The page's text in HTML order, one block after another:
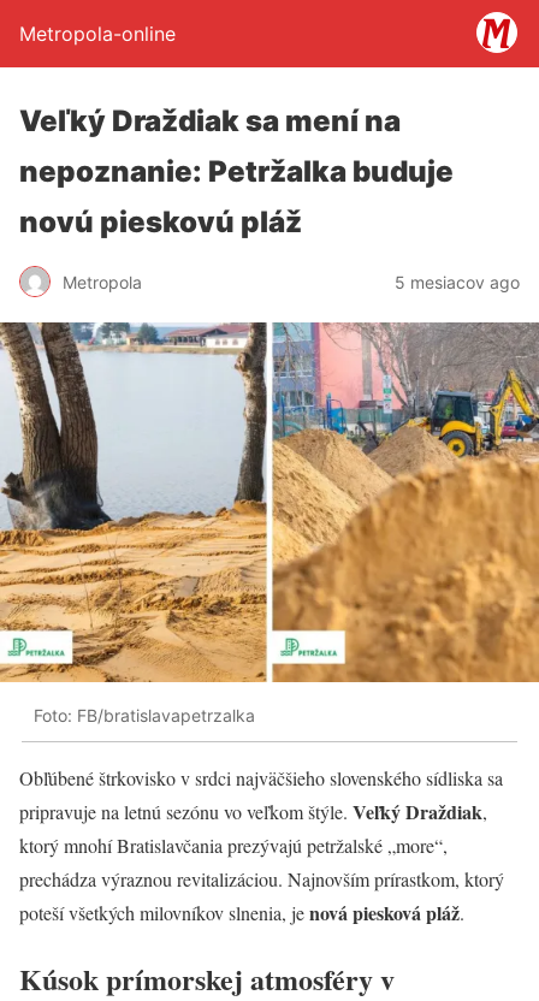
Metropola-online
Veľký Draždiak sa mení na
nepoznanie: Petržalka buduje
novú pieskovú pláž
Metropola 5 mesiacov ago
Foto: FB/bratislavapetrzalka
Obľúbené štrkovisko v srdci najväčšieho slovenského sídliska sa
pripravuje na letnú sezónu vo veľkom štýle. Veľký Draždiak,
ktorý mnohí Bratislavčania prezývajú petržalské „more“,
prechádza výraznou revitalizáciou. Najnovším prírastkom, ktorý
poteší všetkých milovníkov slnenia, jenová piesková pláž.
Kúsok prímorskej atmosféry v